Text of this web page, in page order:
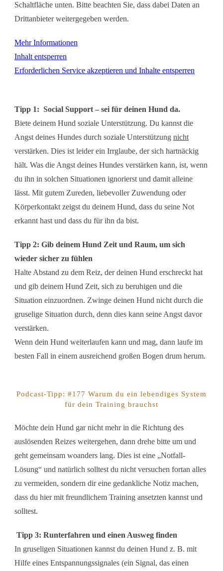
Schaltfläche unten. Bitte beachten Sie, dass dabei Daten an
Drittanbieter weitergegeben werden.
Mehr Informationen
Inhalt entsperren
Erforderlichen Service akzeptieren und Inhalte entsperren
Tipp 1: Social Support – sei für deinen Hund da.
Biete deinem Hund soziale Unterstützung. Du kannst die
Angst deines Hundes durch soziale Unterstützung nicht
verstärken. Dies ist leider ein Irrglaube, der sich hartnäckig
hält. Was die Angst deines Hundes verstärken kann, ist, wenn
du ihn in solchen Situationen ignorierst und damit alleine
lässt. Mit gutem Zureden, liebevoller Zuwendung oder
Körperkontakt zeigst du deinem Hund, dass du seine Not
erkannt hast und dass du für ihn da bist.
Tipp 2: Gib deinem Hund Zeit und Raum, um sich
wieder sicher zu fühlen
Halte Abstand zu dem Reiz, der deinen Hund erschreckt hat
und gib deinem Hund Zeit, sich zu beruhigen und die
Situation einzuordnen. Zwinge deinen Hund nicht durch die
gruselige Situation durch, denn dies kann seine Angst davor
verstärken.
Wenn dein Hund weiterlaufen kann und mag, dann laufe im
besten Fall in einem ausreichend großen Bogen drum herum.
Podcast-Tipp: #177 Warum du ein lebendiges System
für dein Training brauchst
Möchte dein Hund gar nicht mehr in die Richtung des
auslösenden Reizes weitergehen, dann drehe bitte um und
geht gemeinsam woanders lang. Dies ist eine „Notfall-
Lösung“ und natürlich solltest du nicht versuchen fortan alles
zu vermeiden, sondern dir eine gedankliche Notiz machen,
dass du hier mit freundlichem Training ansetzten kannst und
solltest.
Tipp 3: Runterfahren und einen Ausweg finden
In gruseligen Situationen kannst du deinen Hund z. B. mit
Hilfe eines Entspannungssignales (ein Signal, das einen